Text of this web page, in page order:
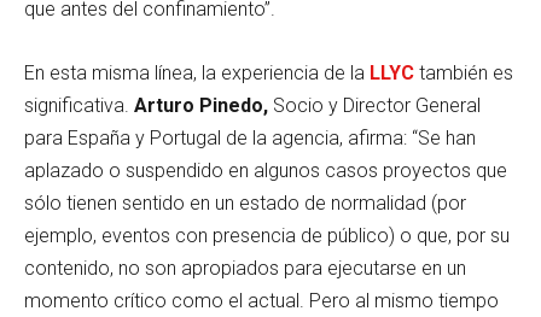
que antes del confinamiento”.
En esta misma línea, la experiencia de la LLYC también es
significativa. Arturo Pinedo, Socio y Director General
para España y Portugal de la agencia, afirma: “Se han
aplazado o suspendido en algunos casos proyectos que
sólo tienen sentido en un estado de normalidad (por
ejemplo, eventos con presencia de público) o que, por su
contenido, no son apropiados para ejecutarse en un
momento crítico como el actual. Pero al mismo tiempo